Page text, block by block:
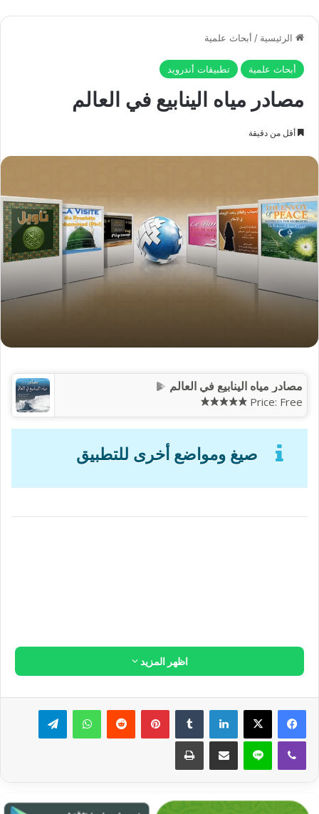
روابط التحميل تظهر لكم بعد تقديم الطلب.
الكتاب متوفر على منصات غوغل بلاي، أبل ستور،
أضف إلى السلة
استفسارات عن مواضيع في كتب
العلامة الإنساني محمد أمين شيخو
تعقيباً على بحث: من الذي بورك في النار "تأويل
القرآن العظيم-الجزء 5!
هل الحوارات الواردة في كتاب تيمور بيك أخذت